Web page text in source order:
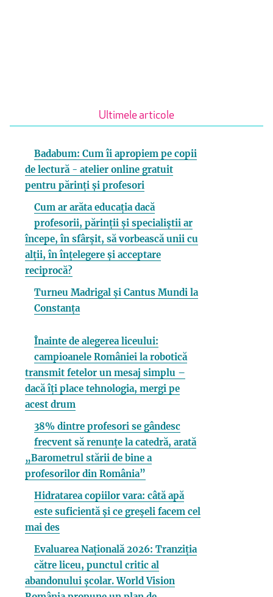
Ultimele articole
Badabum: Cum îi apropiem pe copii
de lectură - atelier online gratuit
pentru părinți și profesori
Cum ar arăta educația dacă
profesorii, părinții și specialiștii ar
începe, în sfârșit, să vorbească unii cu
alții, în înțelegere și acceptare
reciprocă?
Turneu Madrigal și Cantus Mundi la
Constanța
Înainte de alegerea liceului:
campioanele României la robotică
transmit fetelor un mesaj simplu –
dacă îți place tehnologia, mergi pe
acest drum
38% dintre profesori se gândesc
frecvent să renunțe la catedră, arată
„Barometrul stării de bine a
profesorilor din România”
Hidratarea copiilor vara: câtă apă
este suficientă și ce greșeli facem cel
mai des
Evaluarea Națională 2026: Tranziția
către liceu, punctul critic al
abandonului școlar. World Vision